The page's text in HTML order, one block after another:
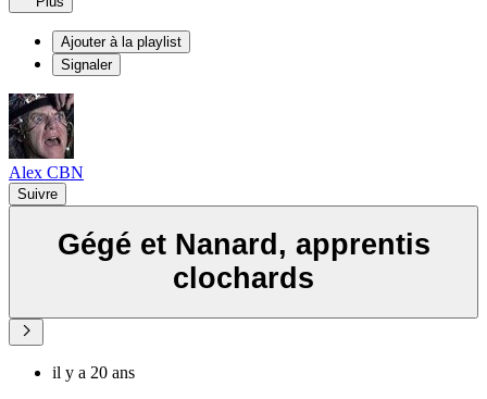
Ajouter à la playlist
Signaler
Alex CBN
Suivre
Gégé et Nanard, apprentis
clochards
il y a 20 ans